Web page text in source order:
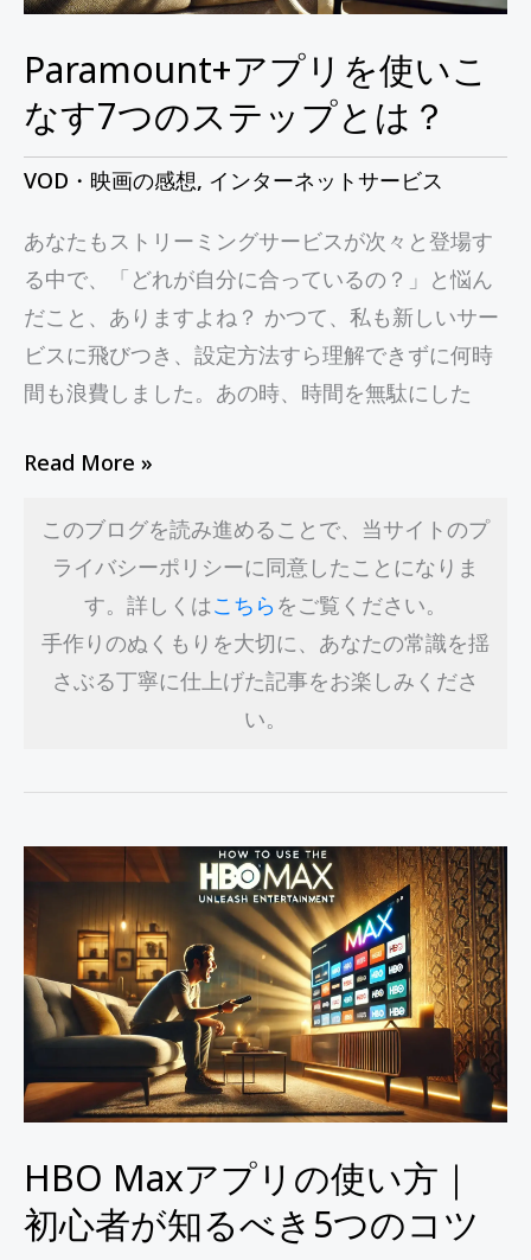
Paramount+アプリを使いこ
なす7つのステップとは？
VOD・映画の感想, インターネットサービス
あなたもストリーミングサービスが次々と登場す
る中で、「どれが自分に合っているの？」と悩ん
だこと、ありますよね？ かつて、私も新しいサー
ビスに飛びつき、設定方法すら理解できずに何時
間も浪費しました。あの時、時間を無駄にした
な
す
つ
の
テ
ッ
プ
と
は？
Read More »
このブログを読み進めることで、当サイトのプ
ライバシーポリシーに同意したことになりま
す。詳しくはこちら をご覧ください。
手作りのぬくもりを大切に、あなたの常識を揺
さぶる丁寧に仕上げた記事をお楽しみくださ
い。
HBO Maxアプリの使い方｜
初心者が知るべき5つのコツ
HBO
Max
ア
プ
リ
使
い
方
｜
初